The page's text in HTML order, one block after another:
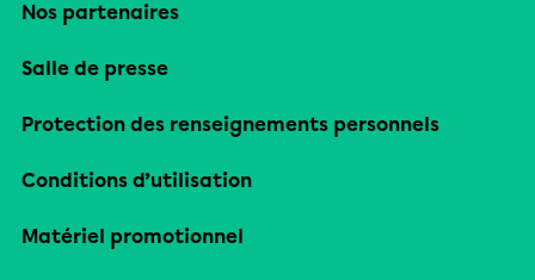
Nos partenaires
Salle de presse
Protection des renseignements personnels
Conditions d’utilisation
Matériel promotionnel